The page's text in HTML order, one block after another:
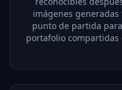
imágenes
punto de partida
portafolio